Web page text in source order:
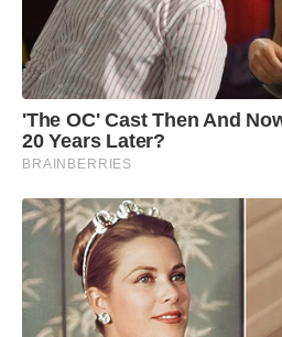
'The OC' Cast Then And
20 Years Later?
BRAINBERRIES